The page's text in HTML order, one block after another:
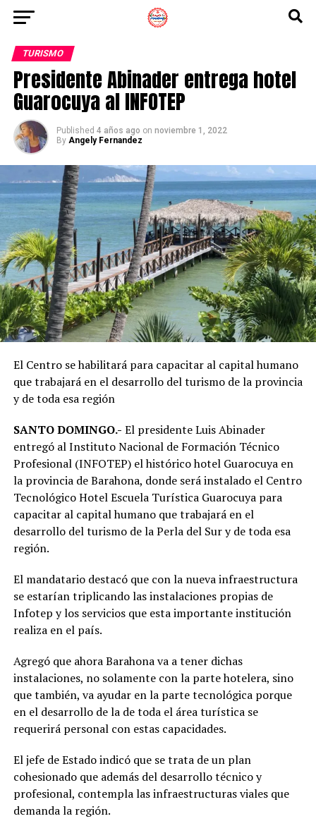
TURISMO
Presidente Abinader entrega hotel
Guarocuya al INFOTEP
Published 4 años ago on noviembre 1, 2022
By Angely Fernandez
El Centro se habilitará para capacitar al capital humano
que trabajará en el desarrollo del turismo de la provincia
y de toda esa región
SANTO DOMINGO.- El presidente Luis Abinader
entregó al Instituto Nacional de Formación Técnico
Profesional (INFOTEP) el histórico hotel Guarocuya en
la provincia de Barahona, donde será instalado el Centro
Tecnológico Hotel Escuela Turística Guarocuya para
capacitar al capital humano que trabajará en el
desarrollo del turismo de la Perla del Sur y de toda esa
región.
El mandatario destacó que con la nueva infraestructura
se estarían triplicando las instalaciones propias de
Infotep y los servicios que esta importante institución
realiza en el país.
Agregó que ahora Barahona va a tener dichas
instalaciones, no solamente con la parte hotelera, sino
que también, va ayudar en la parte tecnológica porque
en el desarrollo de la de toda el área turística se
requerirá personal con estas capacidades.
El jefe de Estado indicó que se trata de un plan
cohesionado que además del desarrollo técnico y
profesional, contempla las infraestructuras viales que
demanda la región.